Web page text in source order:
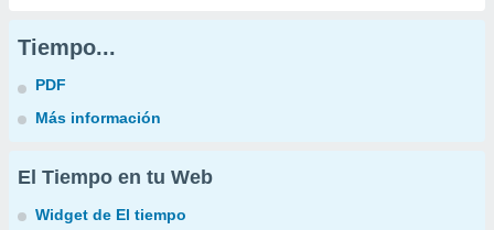
Tiempo...
PDF
Más información
El Tiempo en tu Web
Widget de El tiempo